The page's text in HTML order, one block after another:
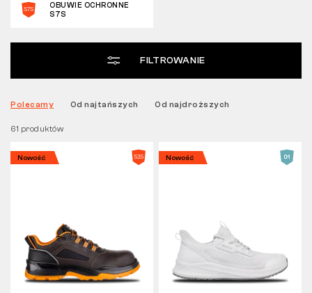
ARTYKUŁY
ZWROTY
OBUWIE OCHRONNE
S7S
FILTROWANIE
61 produktów
Polecamy Od najtańszych Od najdroższych
Nowość Nowość